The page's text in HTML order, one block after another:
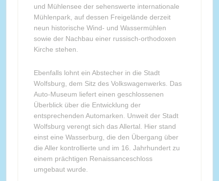
und Mühlensee der sehenswerte internationale
Mühlenpark, auf dessen Freigelände derzeit
neun historische Wind- und Wassermühlen
sowie der Nachbau einer russisch-orthodoxen
Kirche stehen.
Ebenfalls lohnt ein Abstecher in die Stadt
Wolfsburg, dem Sitz des Volkswagenwerks. Das
Auto-Museum liefert einen geschlossenen
Überblick über die Entwicklung der
entsprechenden Automarken. Unweit der Stadt
Wolfsburg verengt sich das Allertal. Hier stand
einst eine Wasserburg, die den Übergang über
die Aller kontrollierte und im 16. Jahrhundert zu
einem prächtigen Renaissanceschloss
umgebaut wurde.